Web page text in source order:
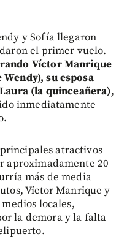
y Sofía llegaron
el primer vuelo.
Víctor Manrique
su esposa
(la quinceañera),
inmediatamente
atractivos
aproximadamente 20
más de media
Víctor Manrique y
locales,
la demora y la falta